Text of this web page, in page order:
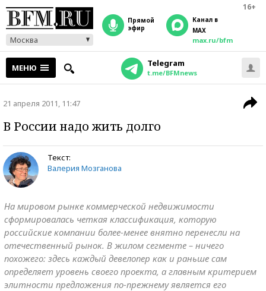
16+
Москва
прямой
эфир
Канал в
MAX
max.ru/bfm
МЕНЮ Telegram
t.me/BFMnews
21 апреля 2011, 11:47
В России надо жить долго
Текст:
Валерия Мозганова
На мировом рынке коммерческой недвижимости
сформировалась четкая классификация, которую
российские компании более-менее внятно перенесли на
отечественный рынок. В жилом сегменте – ничего
похожего: здесь каждый девелопер как и раньше сам
определяет уровень своего проекта, а главным критерием
элитности предложения по-прежнему является его